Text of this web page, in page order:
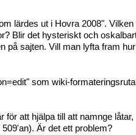
lärdes ut i Hovra 2008".
Blir det hysteriskt och
på sajten. Vill man lyfta fram
som wiki-
att hjälpa till att namnge
Är det ett problem?